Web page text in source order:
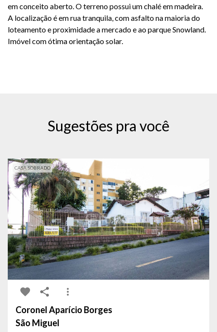
em conceito aberto. O terreno possui um chalé em madeira.
A localização é em rua tranquila, com asfalto na maioria do
loteamento e proximidade a mercado e ao parque Snowland.
Imóvel com ótima orientação solar.
Sugestões pra você
CASA SOBRADO
Coronel Aparício Borges
São Miguel